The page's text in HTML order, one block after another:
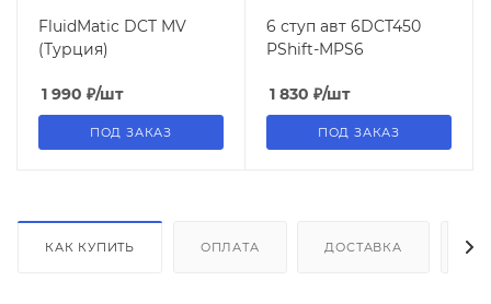
FluidMatic DCT MV
(Турция)
1 990 ₽/шт
ПОД ЗАКАЗ
6 ступ авт 6DCT450
PShift-MPS6
1 830 ₽/шт
ПОД ЗАКАЗ
КАК КУПИТЬ ОПЛАТА ДОСТАВКА